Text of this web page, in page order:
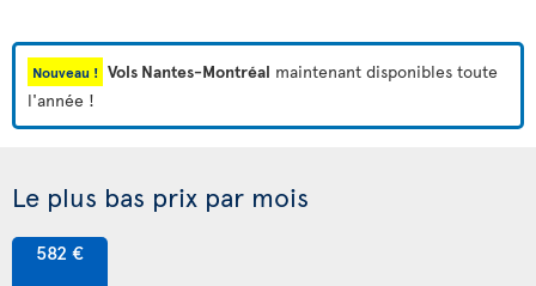
Nouveau ! Vols Nantes-Montréal maintenant disponibles toute
l'année !
Le plus bas prix par mois
582 €